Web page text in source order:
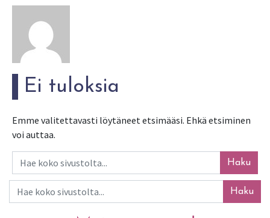
Ei tuloksia
Emme valitettavasti löytäneet etsimääsi. Ehkä etsiminen
voi auttaa.
Haku
Haku